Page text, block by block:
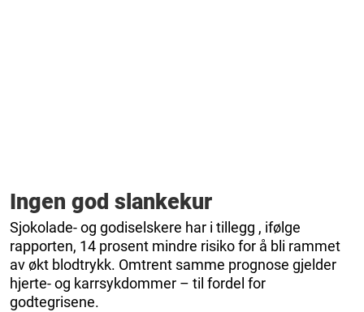
Ingen god slankekur
Sjokolade- og godiselskere har i tillegg , ifølge
rapporten, 14 prosent mindre risiko for å bli rammet
av økt blodtrykk. Omtrent samme prognose gjelder
hjerte- og karrsykdommer – til fordel for
godtegrisene.